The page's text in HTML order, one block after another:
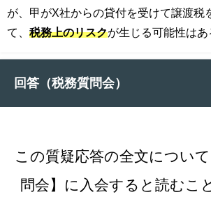
が、甲がX社からの貸付を受けて譲渡税
て、 税務上のリスクが生じる可能性はあ
回答（税務質問会）
この質疑応答の全文につい
問会】に入会すると読むこ